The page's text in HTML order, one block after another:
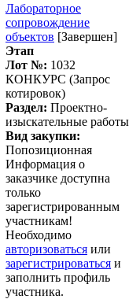
Лабораторное
сопровождение
объектов [Завершен]
Этап
Лот №: 1032
КОНКУРС (Запрос
котировок)
Раздел: Проектно-
изыскательные работы
Вид закупки:
Попозиционная
Информация о
заказчике доступна
только
зарегистрированным
участникам!
Необходимо
авторизоваться или
зарегистрироваться и
заполнить профиль
участника.